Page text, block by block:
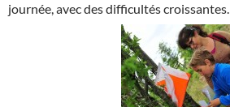
journée, avec des difficultés croissantes.